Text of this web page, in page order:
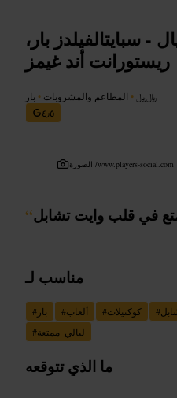
- سبايتالفيلدز بار،
ريستورانت أند غيمز
﷼﷼ • المطاعم والمشروبات • بار
٤٫٥
الصورة /www.players-social.com
“في قلب وايت تشابل
مناسب لـ
# بار #ألعاب #كوكتيلات #
#ليالي_ممتعة
ما الذي تتوقعه